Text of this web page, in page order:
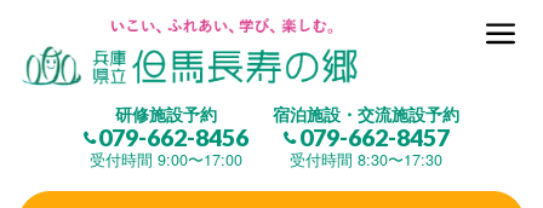
研修施設予約
079-662-8456
受付時間 9:00〜17:00
宿泊施設・交流施設予約
079-662-8457
受付時間 8:30〜17:30
但馬長寿の郷とは
(研修施設)